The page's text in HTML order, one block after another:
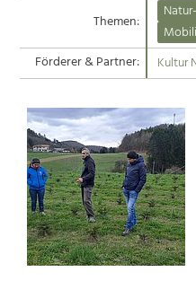
Themen:
Förderer & Partner:
Kultur